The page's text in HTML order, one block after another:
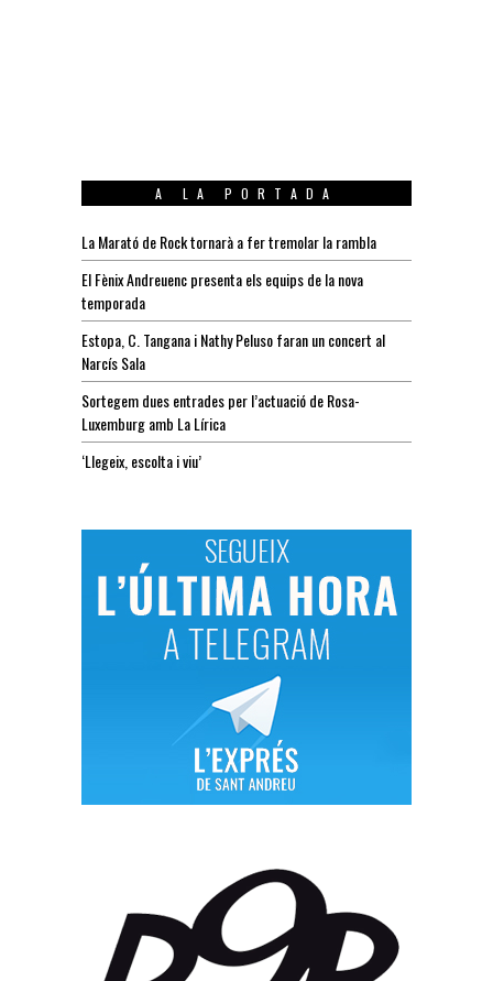
A LA PORTADA
La Marató de Rock tornarà a fer tremolar la rambla
El Fènix Andreuenc presenta els equips de la nova
temporada
Estopa, C. Tangana i Nathy Peluso faran un concert al
Narcís Sala
Sortegem dues entrades per l’actuació de Rosa-
Luxemburg amb La Lírica
‘Llegeix, escolta i viu’